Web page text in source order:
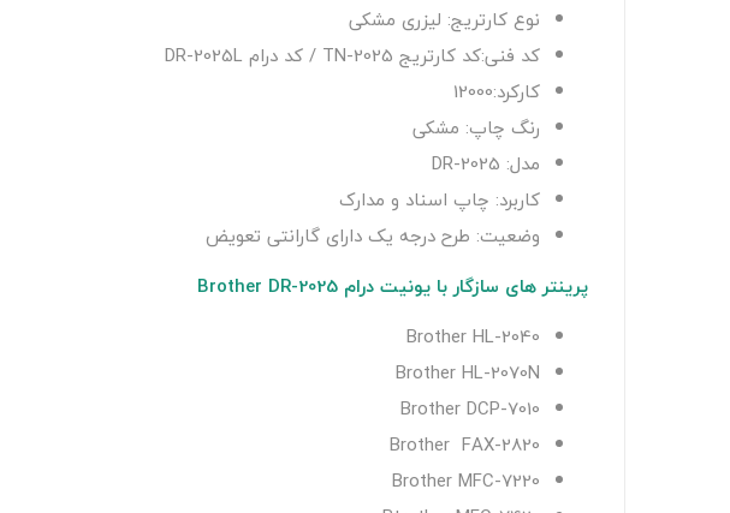
نوع کارتریج: لیزری مشکی
کد فنی:کد کارتریج TN-2025 / کد درام DR-2025L
کارکرد:12000
رنگ چاپ: مشکی
مدل: DR-2025
کاربرد: چاپ اسناد و مدارک
وضعیت: طرح درجه یک دارای گارانتی تعویض
پرینتر های سازگار با یونیت درام Brother DR-2025
Brother HL-2040
BrotherHL-2070N
BrotherDCP-7010
Brother FAX-2820
BrotherMFC-7220